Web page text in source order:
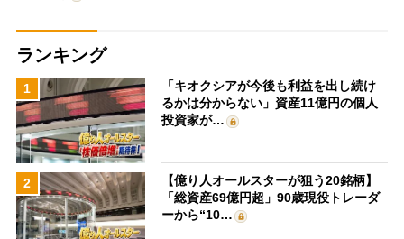
ランキング
1
「キオクシアが今後も利益を出し続け
るかは分からない」資産11億円の個人
投資家が…
2
【億り人オールスターが狙う20銘柄】
「総資産69億円超」90歳現役トレーダ
ーから“10…